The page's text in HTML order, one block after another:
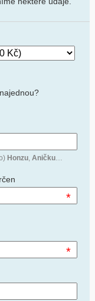
Honzu, Aničku…
*
*